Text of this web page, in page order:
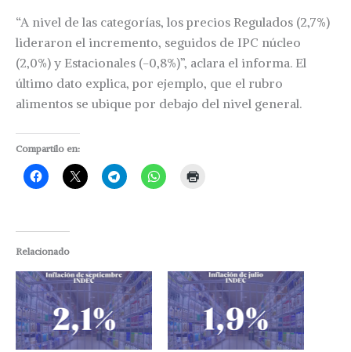
“A nivel de las categorías, los precios Regulados (2,7%)
lideraron el incremento, seguidos de IPC núcleo
(2,0%) y Estacionales (-0,8%)”, aclara el informa. El
último dato explica, por ejemplo, que el rubro
alimentos se ubique por debajo del nivel general.
Compartilo en:
Relacionado